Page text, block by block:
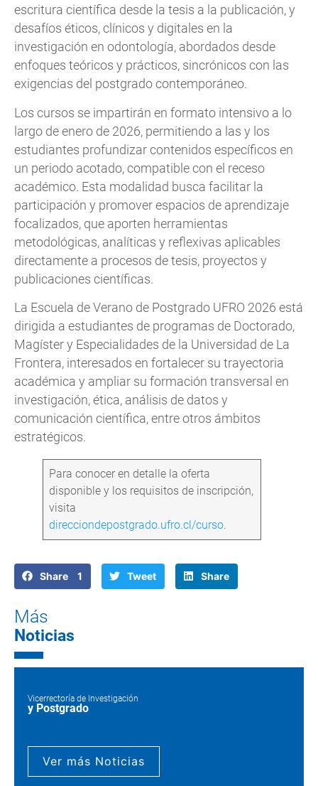
escritura científica desde la tesis a la publicación, y
desafíos éticos, clínicos y digitales en la
investigación en odontología, abordados desde
enfoques teóricos y prácticos, sincrónicos con las
exigencias del postgrado contemporáneo.
Los cursos se impartirán en formato intensivo a lo
largo de enero de 2026, permitiendo a las y los
estudiantes profundizar contenidos específicos en
un periodo acotado, compatible con el receso
académico. Esta modalidad busca facilitar la
participación y promover espacios de aprendizaje
focalizados, que aporten herramientas
metodológicas, analíticas y reflexivas aplicables
directamente a procesos de tesis, proyectos y
publicaciones científicas.
La Escuela de Verano de Postgrado UFRO 2026 está
dirigida a estudiantes de programas de Doctorado,
Magíster y Especialidades de la Universidad de La
Frontera, interesados en fortalecer su trayectoria
académica y ampliar su formación transversal en
investigación, ética, análisis de datos y
comunicación científica, entre otros ámbitos
estratégicos.
Para conocer en detalle la oferta
disponible y los requisitos de inscripción,
visita
direcciondepostgrado.ufro.cl/curso.
Share 1 Tweet Share
Más
Noticias
Vicerrectoría de Investigación
y Postgrado
Ver más Noticias